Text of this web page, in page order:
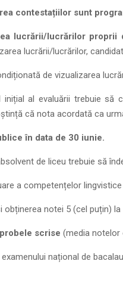
contestațiilor sunt
lucrării/lucrărilor proprii
lucrării/lucrărilor,
de vizualizarea
inițial al evaluării trebuie
că nota acordată ca
în data de 30 iunie.
de liceu trebuie să
a competențelor lingvistice
notei 5 (cel puțin)
scrise (media notelor
național de